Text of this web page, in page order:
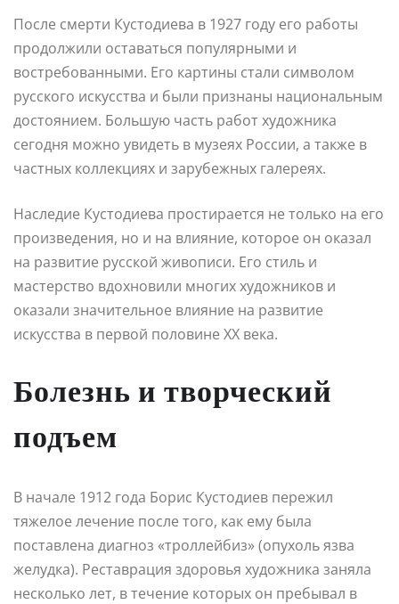
После смерти Кустодиева в 1927 году его работы
продолжили оставаться популярными и
востребованными. Его картины стали символом
русского искусства и были признаны национальным
достоянием. Большую часть работ художника
сегодня можно увидеть в музеях России, а также в
частных коллекциях и зарубежных галереях.
Наследие Кустодиева простирается не только на его
произведения, но и на влияние, которое он оказал
на развитие русской живописи. Его стиль и
мастерство вдохновили многих художников и
оказали значительное влияние на развитие
искусства в первой половине ХХ века.
Болезнь и творческий
подъем
В начале 1912 года Борис Кустодиев пережил
тяжелое лечение после того, как ему была
поставлена диагноз «троллейбиз» (опухоль язва
желудка). Реставрация здоровья художника заняла
несколько лет, в течение которых он пребывал в